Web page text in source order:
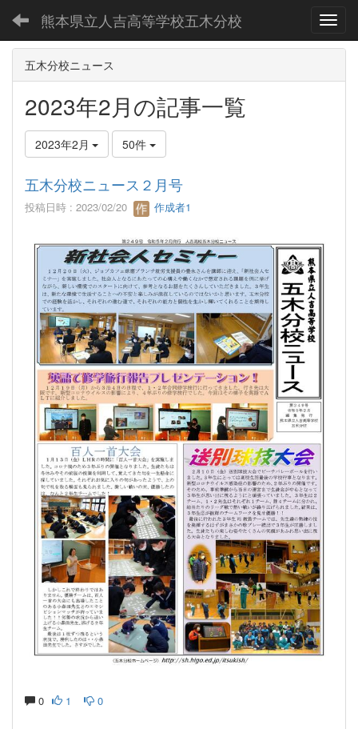
熊本県立人吉高等学校五木分校
五木分校ニュース
2023年2月の記事一覧
2023年2月 50件
五木分校ニュース２月号
投稿日時 : 2023/02/20 作成者1
0 1 0